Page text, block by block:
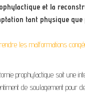
et la
tant physique
les malformations
prophylactique soit une
de soulagement pour